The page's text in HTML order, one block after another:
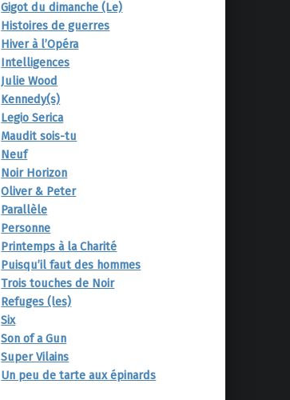
Gigot du dimanche (Le)
Histoires de guerres
Hiver à l’Opéra
Intelligences
Julie Wood
Kennedy(s)
Legio Serica
Maudit sois-tu
Neuf
Noir Horizon
Oliver & Peter
Parallèle
Personne
Printemps à la Charité
Puisqu’il faut des hommes
Trois touches de Noir
Refuges (les)
Six
Son of a Gun
Super Vilains
Un peu de tarte aux épinards